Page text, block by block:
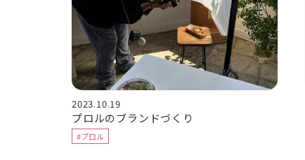
2023.10.19
プロルのブランドづくり
#プロル